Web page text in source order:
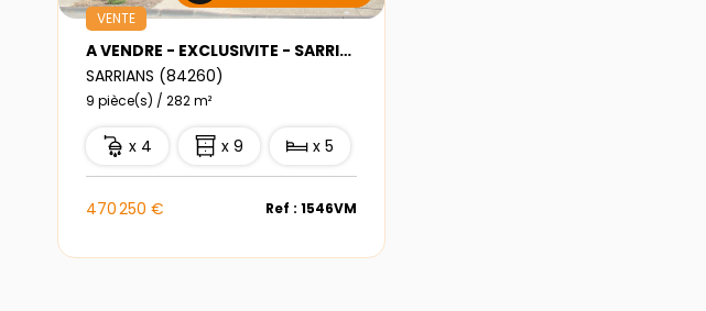
VENTE
A VENDRE - EXCLUSIVITE - SARRIANS - ENSEMBLE IMMOBILIER AVEC HANGAR
SARRIANS (84260)
9 pièce(s) / 282 m²
x 4 x 9 x 5
470 250 € Ref : 1546VM